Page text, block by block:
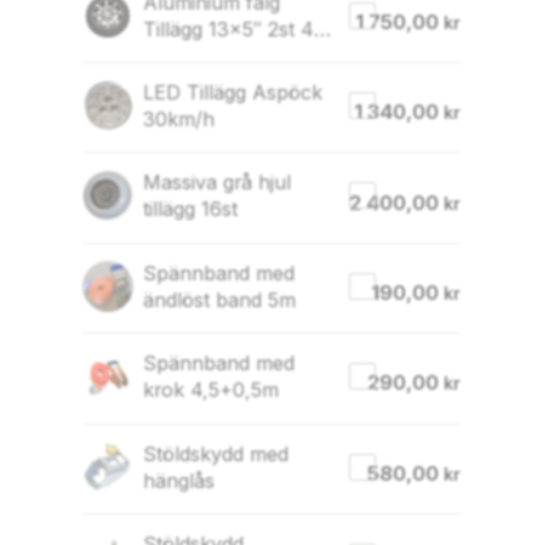
Tillägg 13×5″ 2st 4B
1 750,00 kr
LED Tillägg Aspöck
30km/h
1 340,00 kr
Massiva grå hjul
tillägg 16st
2 400,00 kr
Spännband med
ändlöst band 5m
190,00 kr
Spännband med
krok 4,5+0,5m
290,00 kr
Stöldskydd med
hänglås
580,00 kr